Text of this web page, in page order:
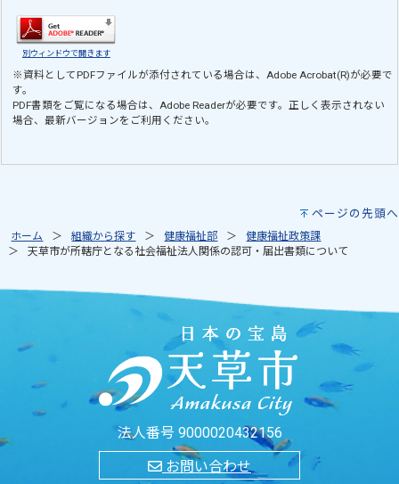
別ウィンドウで開きます
※資料としてPDFファイルが添付されている場合は、Adobe Acrobat(R)が必要で
す。
PDF書類をご覧になる場合は、Adobe Readerが必要です。正しく表示されない
場合、最新バージョンをご利用ください。
ページの先頭へ
ホーム 組織から探す 健康福祉部
健康福祉政策課
天草市が所轄庁となる社会福祉法人関係の認可・届出書類について
法人番号 9000020432156
お問い合わせ